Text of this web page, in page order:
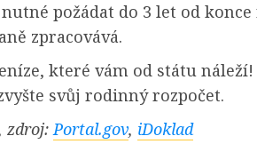
požádat do 3 let od
zpracovává.
které vám od státu náleží!
svůj rodinný rozpočet.
zdroj:Portal.gov, iDoklad